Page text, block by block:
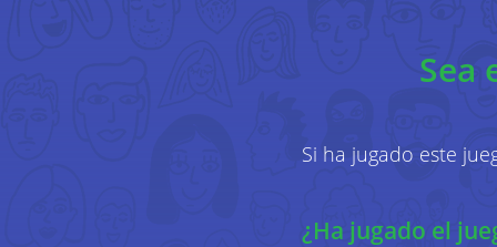
Sea
Si ha jugado este
¿Ha jugado el